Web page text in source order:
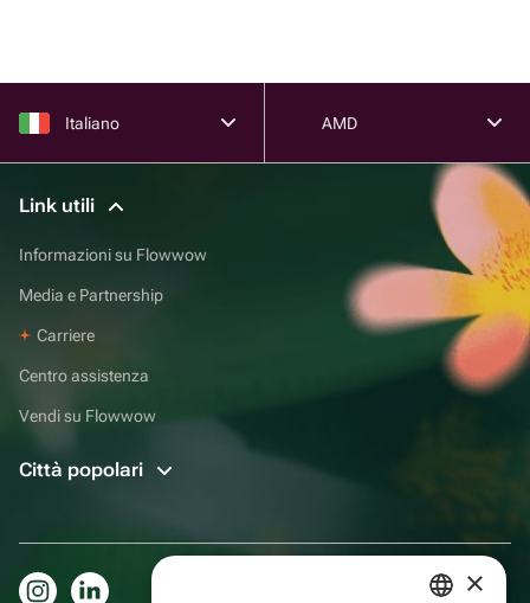
Italiano AMD
Link utili
Informazioni su Flowwow
Media e Partnership
Carriere
Centro assistenza
Vendi su Flowwow
Città popolari
×